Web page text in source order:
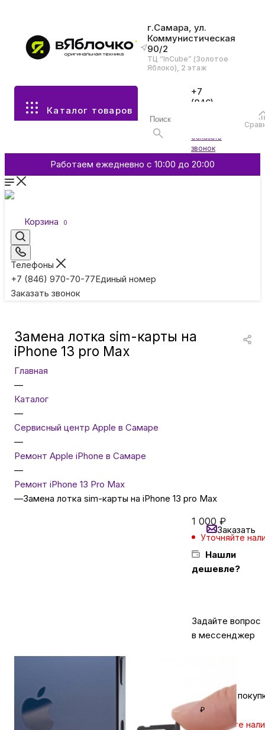
г.Самара, ул.
Коммунистическая
90/2
ТЦ “InCube” (Золотое
Яблоко), 2 этаж
Каталог товаров
+7
(846)
Заказать
звонок
Работаем ежедневно с 10:00 до 20:00
Корзина 0
Телефоны
+7 (846) 970-70-77Единый номер
Заказать звонок
Все разделы каталога
Аксессуары
Смартфоны и гаджеты
Умные кольца
Товары для детей
ТВ и проекторы
Сумки и чемоданы
LEGO
Замена лотка sim-карты на
iPhone 13 pro Max
Главная
—
Каталог
—
Сервисный центр Apple в Самаре
—
Ремонт Apple iPhone в Самаре
—
Ремонт iPhone 13 Pro Max
—Замена лотка sim-карты на iPhone 13 pro Max
1 000 ₽
Уточняйте
Нашли
дешевле?
Заказать
Задайте вопрос
в мессенджер
Кешбэк за
₽
Уточняйте